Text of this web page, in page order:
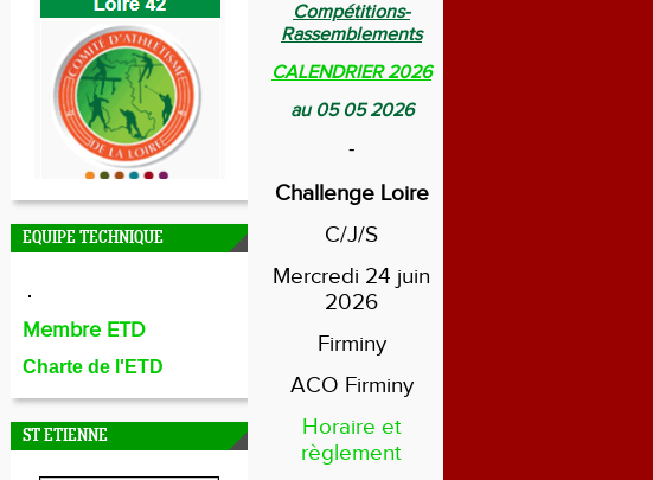
EQUIPE TECHNIQUE
Membre ETD
Charte de l'ETD
ST ETIENNE
Compétitions-
Rassemblements
CALENDRIER 2026
au 05 05 2026
-
Challenge Loire
C/J/S
Mercredi 24 juin
2026
Firminy
ACO Firminy
Horaire et
règlement